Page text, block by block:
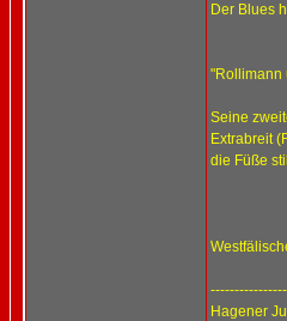
Der Blues
"Rollimann
Seine
Extrabreit
die Füße
Hagener